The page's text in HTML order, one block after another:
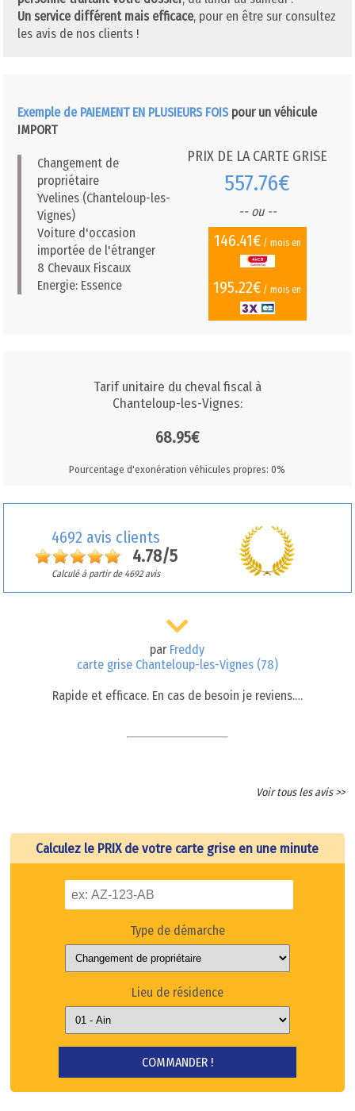
Un service différent mais efficace, pour en être sur consultez
les avis de nos clients !
Exemple de PAIEMENT EN PLUSIEURS FOIS pour un véhicule
IMPORT
Changement de
propriétaire
Yvelines (Chanteloup-les-
Vignes)
Voiture d'occasion
importée de l'étranger
8 Chevaux Fiscaux
Energie: Essence
PRIX DE LA CARTE GRISE
557.76€
-- ou --
146.41€/ mois en
195.22€ / mois en
Tarif unitaire du cheval fiscal à
Chanteloup-les-Vignes:
68.95€
Pourcentage d'exonération véhicules propres: 0%
4692 avis clients
4.78/5
Calculé à partir de 4692 avis
par Freddy
carte grise Chanteloup-les-Vignes (78)
Rapide et efficace. En cas de besoin je reviens.…
Voir tous les avis >>
Calculez le PRIX de votre carte grise en une minute
Type de démarche
Lieu de résidence